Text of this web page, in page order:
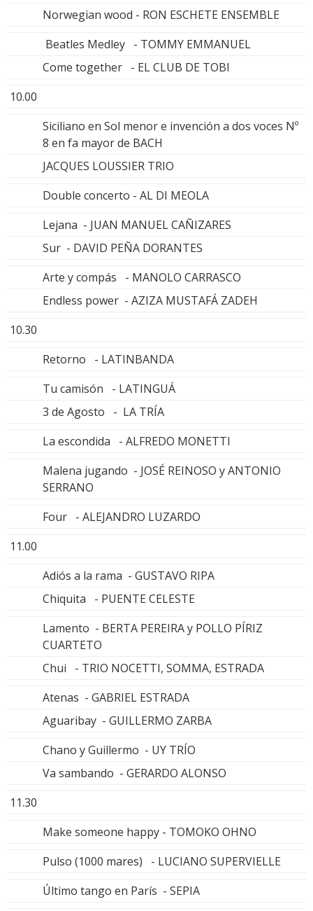
Norwegian wood - RON ESCHETE ENSEMBLE
Beatles Medley - TOMMY EMMANUEL
Come together - EL CLUB DE TOBI
10.00
Siciliano en Sol menor e invención a dos voces Nº
8 en fa mayor de BACH
JACQUES LOUSSIER TRIO
Double concerto - AL DI MEOLA
Lejana - JUAN MANUEL CAÑIZARES
Sur - DAVID PEÑA DORANTES
Arte y compás - MANOLO CARRASCO
Endless power - AZIZA MUSTAFÁ ZADEH
10.30
Retorno - LATINBANDA
Tu camisón - LATINGUÁ
3 de Agosto - LA TRÍA
La escondida - ALFREDO MONETTI
Malena jugando - JOSÉ REINOSO y ANTONIO
SERRANO
Four - ALEJANDRO LUZARDO
11.00
Adiós a la rama - GUSTAVO RIPA
Chiquita - PUENTE CELESTE
Lamento - BERTA PEREIRA y POLLO PÍRIZ
CUARTETO
Chui - TRIO NOCETTI, SOMMA, ESTRADA
Atenas - GABRIEL ESTRADA
Aguaribay - GUILLERMO ZARBA
Chano y Guillermo - UY TRÍO
Va sambando - GERARDO ALONSO
11.30
Make someone happy - TOMOKO OHNO
Pulso (1000 mares) - LUCIANO SUPERVIELLE
Último tango en París - SEPIA